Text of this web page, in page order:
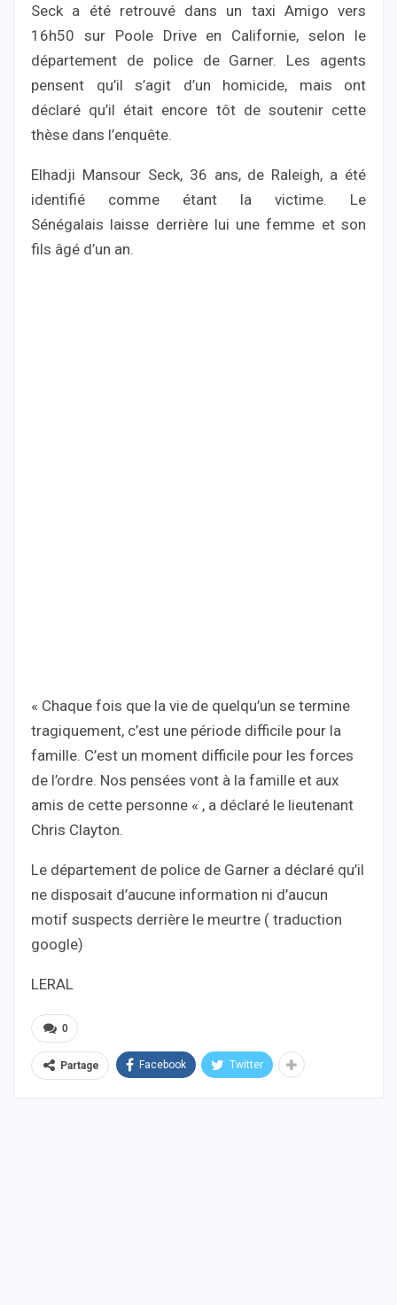
Seck a été retrouvé dans un taxi Amigo vers
16h50 sur Poole Drive en Californie, selon le
département de police de Garner. Les agents
pensent qu’il s’agit d’un homicide, mais ont
déclaré qu’il était encore tôt de soutenir cette
thèse dans l’enquête.
Elhadji Mansour Seck, 36 ans, de Raleigh, a été
identifié comme étant la victime. Le
Sénégalais laisse derrière lui une femme et son
fils âgé d’un an.
« Chaque fois que la vie de quelqu’un se termine
tragiquement, c’est une période difficile pour la
famille. C’est un moment difficile pour les forces
de l’ordre. Nos pensées vont à la famille et aux
amis de cette personne « , a déclaré le lieutenant
Chris Clayton.
Le département de police de Garner a déclaré qu’il
ne disposait d’aucune information ni d’aucun
motif suspects derrière le meurtre ( traduction
google)
LERAL
0
Partage Facebook Twitter